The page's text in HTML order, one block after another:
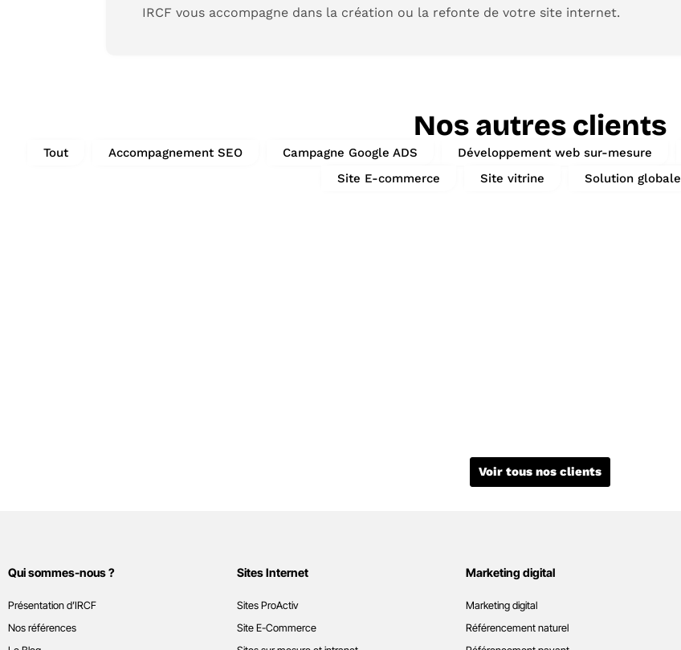
IRCF vous accompagne dans la création ou la refonte de votre site internet.
Nos autres clients
Tout Accompagnement SEO Campagne Google ADS Développement web sur-mesure
Site E-commerce
Site vitrine Solution globale
Voir tous nos clients
Qui sommes-nous ?
Présentation d’IRCF
Nos références
Sites Internet
Sites ProActiv
Site E-Commerce
Marketing digital
Marketing digital
Référencement naturel